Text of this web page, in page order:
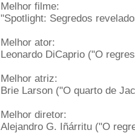
Melhor filme:
"Spotlight: Segredos
Melhor ator:
Leonardo DiCaprio ("O
Melhor atriz:
Brie Larson ("O quarto de
Melhor diretor:
Alejandro G. Iñárritu ("O